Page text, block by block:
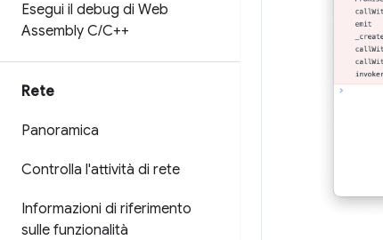
Esegui il debug di Web
Assembly C/C++
Rete
Panoramica
Controlla l'attività di rete
Informazioni di riferimento
sulle funzionalità